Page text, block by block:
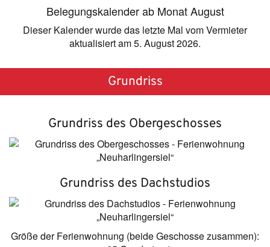
Belegungskalender ab Monat August
Dieser Kalender wurde das letzte Mal vom Vermieter
aktualisiert am 5. August 2026.
Grundriss
Grundriss des Obergeschosses
Grundriss des Dachstudios
Größe der Ferienwohnung (beide Geschosse zusammen):